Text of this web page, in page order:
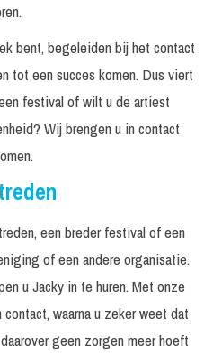
bent, begeleiden bij het contact
tot een succes komen. Dus viert
festival of wilt u de artiest
Wij brengen u in contact
een breder festival of een
of een andere organisatie.
u Jacky in te huren. Met onze
waarna u zeker weet dat
geen zorgen meer hoeft